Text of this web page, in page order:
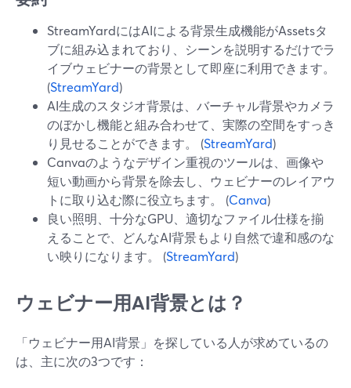
StreamYardにはAIによる背景生成機能がAssetsタ
ブに組み込まれており、シーンを説明するだけでラ
イブウェビナーの背景として即座に利用できます。
(StreamYard)
AI生成のスタジオ背景は、バーチャル背景やカメラ
のぼかし機能と組み合わせて、実際の空間をすっき
り見せることができます。 (StreamYard)
Canvaのようなデザイン重視のツールは、画像や
短い動画から背景を除去し、ウェビナーのレイアウ
トに取り込む際に役立ちます。 (Canva)
良い照明、十分なGPU、適切なファイル仕様を揃
えることで、どんなAI背景もより自然で違和感のな
い映りになります。 (StreamYard)
ウェビナー用AI背景とは？
「ウェビナー用AI背景」を探している人が求めているの
は、主に次の3つです：